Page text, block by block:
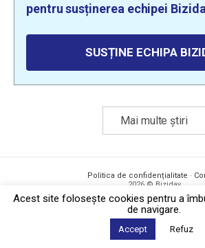
pentru susținerea echipei
SUSȚINE ECHIPA
Mai multe știri
Politica de confidențialitate ·
2026 © Biziday
Acest site foloseşte cookies pentru a
de navigare.
Accept Refuz